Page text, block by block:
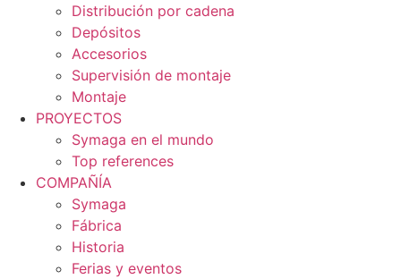
Distribución por cadena
Depósitos
Accesorios
Supervisión de montaje
Montaje
PROYECTOS
Symaga en el mundo
Top references
COMPAÑÍA
Symaga
Fábrica
Historia
Ferias y eventos